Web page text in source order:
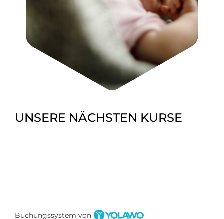
UNSERE NÄCHSTEN KURSE
Buchungssystem von